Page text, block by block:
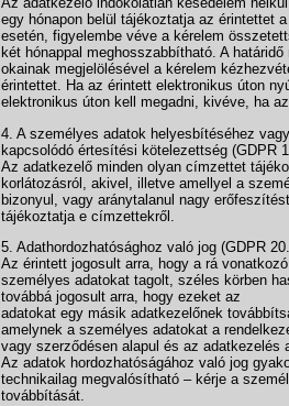
egy hónapon belül tájékoztatja az érintettet
esetén, figyelembe véve a kérelem
két hónappal meghosszabbítható. A
okainak megjelölésével a kérelem
érintettet. Ha az érintett elektronikus úton
elektronikus úton kell megadni, kivéve, ha
4. A személyes adatok helyesbítéséhez
kapcsolódó értesítési kötelezettség (GDPR
Az adatkezelő minden olyan címzettet
korlátozásról, akivel, illetve amellyel a
bizonyul, vagy aránytalanul nagy
tájékoztatja e címzettekről.
5. Adathordozhatósághoz való jog (GDPR
Az érintett jogosult arra, hogy a rá
személyes adatokat tagolt, széles körben
továbbá jogosult arra, hogy ezeket az
adatokat egy másik adatkezelőnek
amelynek a személyes adatokat a
vagy szerződésen alapul és az adatkezelés
Az adatok hordozhatóságához való jog
technikailag megvalósítható – kérje a
továbbítását.